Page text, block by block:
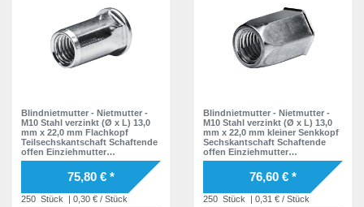
Blindnietmutter - Nietmutter -
M10 Stahl verzinkt (Ø x L) 13,0
mm x 22,0 mm Flachkopf
Teilsechskantschaft Schaftende
offen Einziehmutter
Einnietmuttern - GO-NUT
75,80 € *
250 Stück | 0,30 € / Stück
Blindnietmutter - Nietmutter -
M10 Stahl verzinkt (Ø x L) 13,0
mm x 22,0 mm kleiner Senkkopf
Sechskantschaft Schaftende
offen Einziehmutter
Einnietmuttern - GO-NUT
76,60 € *
250 Stück | 0,31 € / Stück